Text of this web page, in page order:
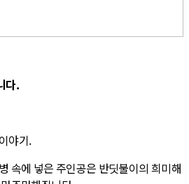
다.
야기.
속에 넣은 주인공은 반딧불이의 희미해